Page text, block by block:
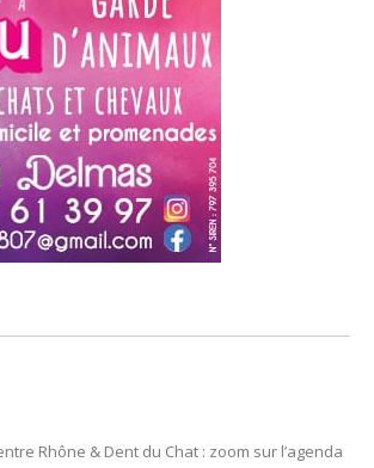
Rhône & Dent du Chat : zoom sur l’agenda